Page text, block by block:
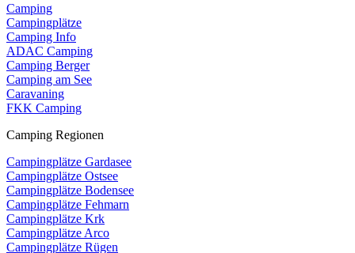
Camping
Campingplätze
Camping Info
ADAC Camping
Camping Berger
Camping am See
Caravaning
FKK Camping
Camping Regionen
Campingplätze Gardasee
Campingplätze Ostsee
Campingplätze Bodensee
Campingplätze Fehmarn
Campingplätze Krk
Campingplätze Arco
Campingplätze Rügen